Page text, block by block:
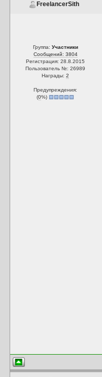
FreelancerSith
Группа: Участники
Сообщений: 3804
Регистрация: 28.8.2015
Пользователь №: 26989
Награды:2
Предупреждения:
(0%)